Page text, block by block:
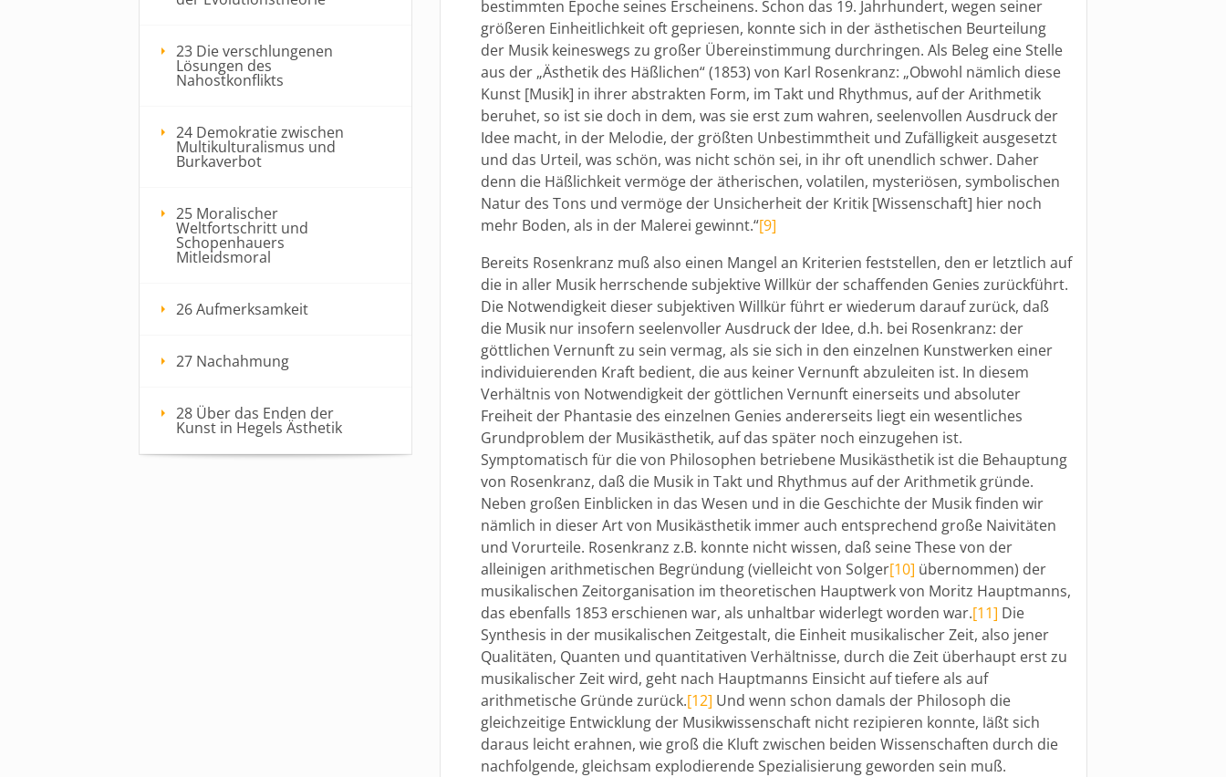
bestimmten Epoche seines Erscheinens. Schon das 19. Jahrhundert, wegen seiner
größeren Einheitlichkeit oft gepriesen, konnte sich in der ästhetischen Beurteilung
der Musik keineswegs zu großer Übereinstimmung durchringen. Als Beleg eine Stelle
aus der „Ästhetik des Häßlichen“ (1853) von Karl Rosenkranz: „Obwohl nämlich diese
Kunst [Musik] in ihrer abstrakten Form, im Takt und Rhythmus, auf der Arithmetik
beruhet, so ist sie doch in dem, was sie erst zum wahren, seelenvollen Ausdruck der
Idee macht, in der Melodie, der größten Unbestimmtheit und Zufälligkeit ausgesetzt
und das Urteil, was schön, was nicht schön sei, in ihr oft unendlich schwer. Daher
denn die Häßlichkeit vermöge der ätherischen, volatilen, mysteriösen, symbolischen
Natur des Tons und vermöge der Unsicherheit der Kritik [Wissenschaft] hier noch
mehr Boden, als in der Malerei gewinnt.“[9]
Bereits Rosenkranz muß also einen Mangel an Kriterien feststellen, den er letztlich auf
die in aller Musik herrschende subjektive Willkür der schaffenden Genies zurückführt.
Die Notwendigkeit dieser subjektiven Willkür führt er wiederum darauf zurück, daß
die Musik nur insofern seelenvoller Ausdruck der Idee, d.h. bei Rosenkranz: der
göttlichen Vernunft zu sein vermag, als sie sich in den einzelnen Kunstwerken einer
individuierenden Kraft bedient, die aus keiner Vernunft abzuleiten ist. In diesem
Verhältnis von Notwendigkeit der göttlichen Vernunft einerseits und absoluter
Freiheit der Phantasie des einzelnen Genies andererseits liegt ein wesentliches
Grundproblem der Musikästhetik, auf das später noch einzugehen ist.
Symptomatisch für die von Philosophen betriebene Musikästhetik ist die Behauptung
von Rosenkranz, daß die Musik in Takt und Rhythmus auf der Arithmetik gründe.
Neben großen Einblicken in das Wesen und in die Geschichte der Musik finden wir
nämlich in dieser Art von Musikästhetik immer auch entsprechend große Naivitäten
und Vorurteile. Rosenkranz z.B. konnte nicht wissen, daß seine These von der
alleinigen arithmetischen Begründung (vielleicht von Solger[10] übernommen) der
musikalischen Zeitorganisation im theoretischen Hauptwerk von Moritz Hauptmanns,
das ebenfalls 1853 erschienen war, als unhaltbar widerlegt worden war.[11] Die
Synthesis in der musikalischen Zeitgestalt, die Einheit musikalischer Zeit, also jener
Qualitäten, Quanten und quantitativen Verhältnisse, durch die Zeit überhaupt erst zu
musikalischer Zeit wird, geht nach Hauptmanns Einsicht auf tiefere als auf
arithmetische Gründe zurück.[12] Und wenn schon damals der Philosoph die
gleichzeitige Entwicklung der Musikwissenschaft nicht rezipieren konnte, läßt sich
daraus leicht erahnen, wie groß die Kluft zwischen beiden Wissenschaften durch die
nachfolgende, gleichsam explodierende Spezialisierung geworden sein muß.
23 Die verschlungenen
Lösungen des
Nahostkonflikts
24 Demokratie zwischen
Multikulturalismus und
Burkaverbot
25 Moralischer
Weltfortschritt und
Schopenhauers
Mitleidsmoral
26 Aufmerksamkeit
27 Nachahmung
28 Über das Enden der
Kunst in Hegels Ästhetik